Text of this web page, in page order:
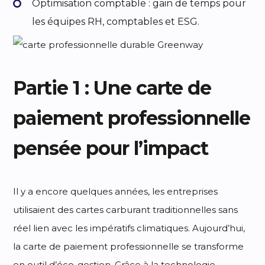
Optimisation comptable : gain de temps pour
les équipes RH, comptables et ESG.
Partie 1 : Une carte de
paiement professionnelle
pensée pour l’impact
Il y a encore quelques années, les entreprises
utilisaient des cartes carburant traditionnelles sans
réel lien avec les impératifs climatiques. Aujourd’hui,
la carte de paiement professionnelle se transforme